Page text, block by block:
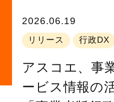
2026.06.19
リリース 行政DX
アスコエ、事
ービス情報の